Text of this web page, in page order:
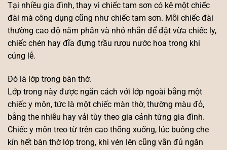
Tại nhiều gia đình, thay vì chiếc tam sơn có kê một chiếc
đài mà công dụng cũng như chiếc tam sơn. Mỗi chiếc đài
thường cao độ năm phân và nhỏ nhắn để đặt vừa chiếc ly,
chiếc chén hay đĩa đựng trầu rượu nước hoa trong khi
cúng lễ.
Đó là lớp trong bàn thờ.
Lớp trong này được ngăn cách với lớp ngoài bằng một
chiếc y môn, tức là một chiếc màn thờ, thường màu đỏ,
bằng the nhiễu hay vải tùy theo gia cảnh từng gia đình.
Chiếc y môn treo từ trên cao thõng xuống, lúc buông che
kín hết bàn thờ lớp trong, khi vén lên cũng vẫn đủ ngăn